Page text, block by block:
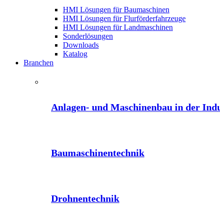
HMI Lösungen für Baumaschinen
HMI Lösungen für Flurförderfahrzeuge
HMI Lösungen für Landmaschinen
Sonderlösungen
Downloads
Katalog
Branchen
Anlagen- und Maschinenbau in der
Baumaschinentechnik
Drohnentechnik